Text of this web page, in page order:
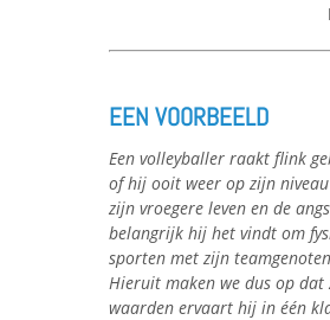
EEN VOORBEELD
Een volleyballer raakt flink
of hij ooit weer op zijn
zijn vroegere leven en de
belangrijk hij het vindt om
sporten met zijn
Hieruit maken we dus op dat
waarden ervaart hij in één